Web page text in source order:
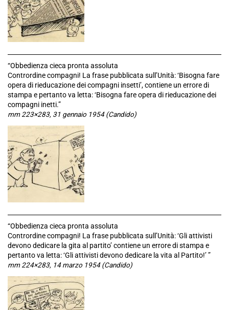
“Obbedienza cieca pronta assoluta
Contrordine compagni! La frase pubblicata sull’Unità: ‘Bisogna fare
opera di rieducazione dei compagni insetti’, contiene un errore di
stampa e pertanto va letta: ‘Bisogna fare opera di rieducazione dei
compagni inetti.”
mm 223×283, 31 gennaio 1954 (Candido)
“Obbedienza cieca pronta assoluta
Contrordine compagni! La frase pubblicata sull’Unità: ‘Gli attivisti
devono dedicare la gita al partito’ contiene un errore di stampa e
pertanto va letta: ‘Gli attivisti devono dedicare la vita al Partito!’ ”
mm 224×283, 14 marzo 1954 (Candido)